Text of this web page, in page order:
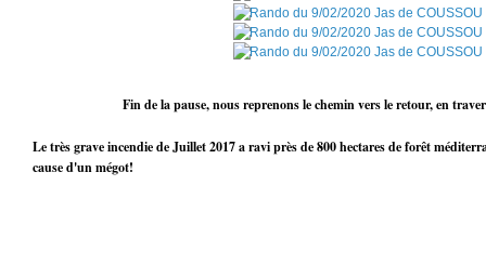
Fin de la pause, nous reprenons le chemin vers le retour, en
Le très grave incendie de Juillet 2017 a ravi près de 800 hectares de forêt
cause d'un mégot!